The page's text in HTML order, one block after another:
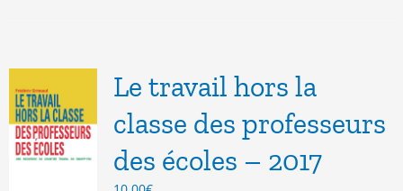
Le travail hors la
classe des professeurs
des écoles – 2017